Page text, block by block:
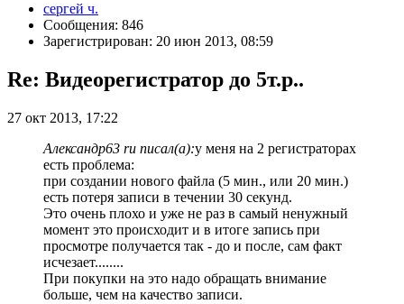
сергей ч.
Сообщения: 846
Зарегистрирован: 20 июн 2013, 08:59
Re: Видеорегистратор до 5т.р..
27 окт 2013, 17:22
Александр63 ru писал(а):у меня на 2 регистраторах
есть проблема:
при создании нового файла (5 мин., или 20 мин.)
есть потеря записи в течении 30 секунд.
Это очень плохо и уже не раз в самый ненужный
момент это происходит и в итоге запись при
просмотре получается так - до и после, сам факт
исчезает........
При покупки на это надо обращать внимание
больше, чем на качество записи.